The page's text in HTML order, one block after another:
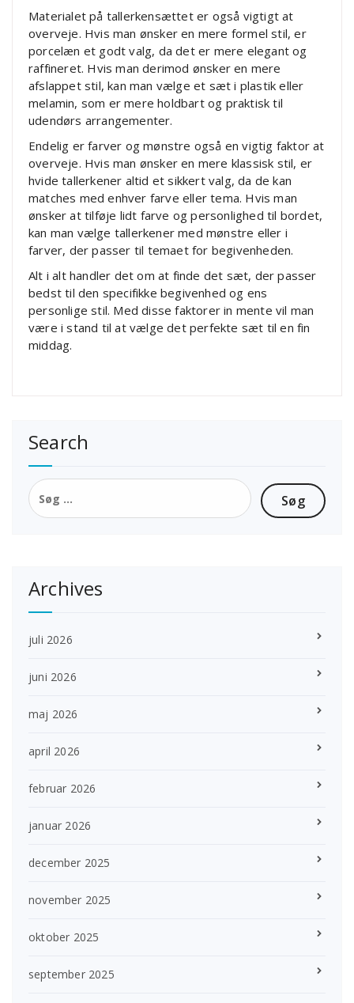
Materialet på tallerkensættet er også vigtigt at
overveje. Hvis man ønsker en mere formel stil, er
porcelæn et godt valg, da det er mere elegant og
raffineret. Hvis man derimod ønsker en mere
afslappet stil, kan man vælge et sæt i plastik eller
melamin, som er mere holdbart og praktisk til
udendørs arrangementer.
Endelig er farver og mønstre også en vigtig faktor at
overveje. Hvis man ønsker en mere klassisk stil, er
hvide tallerkener altid et sikkert valg, da de kan
matches med enhver farve eller tema. Hvis man
ønsker at tilføje lidt farve og personlighed til bordet,
kan man vælge tallerkener med mønstre eller i
farver, der passer til temaet for begivenheden.
Alt i alt handler det om at finde det sæt, der passer
bedst til den specifikke begivenhed og ens
personlige stil. Med disse faktorer in mente vil man
være i stand til at vælge det perfekte sæt til en fin
middag.
Search
Søg
efter:
Archives
juli 2026
juni 2026
maj 2026
april 2026
februar 2026
januar 2026
december 2025
november 2025
oktober 2025
september 2025